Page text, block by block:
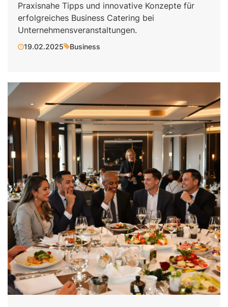
Praxisnahe Tipps und innovative Konzepte für
erfolgreiches Business Catering bei
Unternehmensveranstaltungen.
19.02.2025 Business